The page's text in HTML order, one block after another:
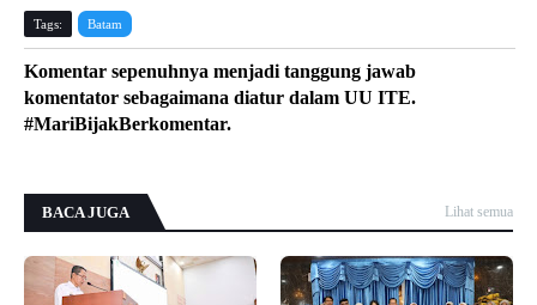
Tags: Batam
Komentar sepenuhnya menjadi tanggung jawab
komentator sebagaimana diatur dalam UU ITE.
#MariBijakBerkomentar.
BACA JUGA Lihat semua